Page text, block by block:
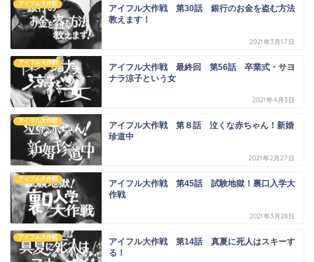
アイフル大作戦
アイフル大作戦 第30話 銀行のお金を盗む方法
教えます！
2021年3月17日
アイフル大作戦
アイフル大作戦 最終回 第56話 卒業式・サヨ
ナラ涼子という女
2021年4月3日
アイフル大作戦
アイフル大作戦 第８話 泣くな赤ちゃん！新婚
珍道中
2021年2月27日
アイフル大作戦
アイフル大作戦 第45話 試験地獄！裏口入学大
作戦
2021年3月28日
アイフル大作戦
アイフル大作戦 第14話 真夏に死人はスキーす
る！